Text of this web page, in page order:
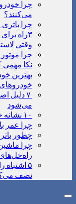
چرا
می‌کنند؟
چرا
۳راه برای افزایش طول عمر باتری خودرو
وقتی
چرا
نکا مهمی
بهترین خودروهای
خودروهای ۲۰۲۶ چگونه فکر می‌کنند؟
۷ دلیل
می‌شود
۱۰ نشانه خرابی دینام + روش تست آن بدون دستگاه
چرا عمر
چطور
۵
نصف